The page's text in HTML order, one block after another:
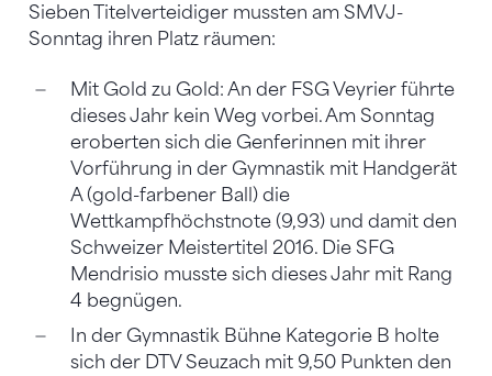
Sieben Titelverteidiger mussten am SMVJ-
Sonntag ihren Platz räumen:
Mit Gold zu Gold: An der FSG Veyrier führte
dieses Jahr kein Weg vorbei. Am Sonntag
eroberten sich die Genferinnen mit ihrer
Vorführung in der Gymnastik mit Handgerät
A (gold-farbener Ball) die
Wettkampfhöchstnote (9,93) und damit den
Schweizer Meistertitel 2016. Die SFG
Mendrisio musste sich dieses Jahr mit Rang
4 begnügen.
In der Gymnastik Bühne Kategorie B holte
sich der DTV Seuzach mit 9,50 Punkten den